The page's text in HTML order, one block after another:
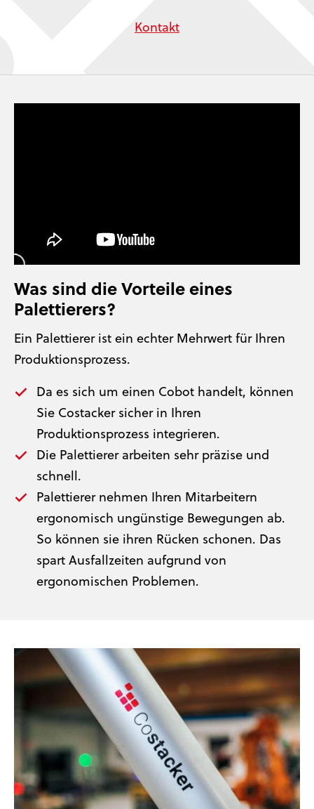
Kontakt
Was sind die Vorteile eines
Palettierers?
Ein Palettierer ist ein echter Mehrwert für Ihren
Produktionsprozess.
Da es sich um einen Cobot handelt, können
Sie Costacker sicher in Ihren
Produktionsprozess integrieren.
Die Palettierer arbeiten sehr präzise und
schnell.
Palettierer nehmen Ihren Mitarbeitern
ergonomisch ungünstige Bewegungen ab.
So können sie ihren Rücken schonen. Das
spart Ausfallzeiten aufgrund von
ergonomischen Problemen.